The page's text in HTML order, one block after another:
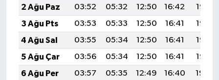
2 Ağu Paz
03:52 05:32 12:50 16:42
19:58
3 Ağu Pts
03:53 05:33 12:50 16:41
19:57
4 Ağu Sal
03:55 05:34 12:50 16:41
19:56
5 Ağu Çar
03:56 05:34 12:50 16:41
19:55
6 Ağu Per
03:57 05:35 12:49 16:40
19:54